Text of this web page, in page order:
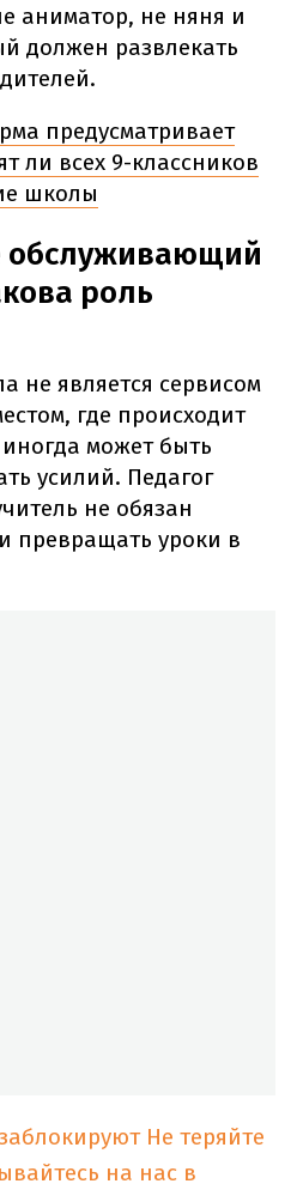
аниматор, не няня и
должен развлекать
предусматривает
ли всех 9-классников
школы
обслуживающий
роль
не является сервисом
где происходит
может быть
усилий. Педагог
не обязан
превращать уроки в
Не теряйте
на нас в